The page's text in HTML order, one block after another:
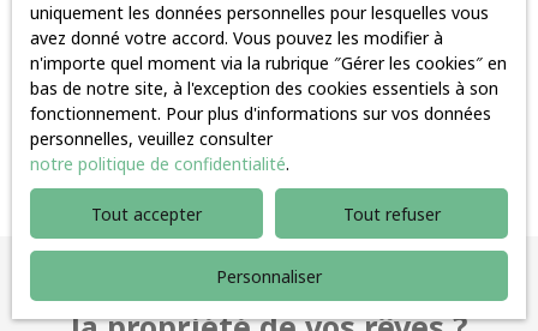
Aucun résultat
Vous ne trouvez pas
uniquement les données personnelles pour lesquelles vous
avez donné votre accord. Vous pouvez les modifier à
n'importe quel moment via la rubrique ″Gérer les cookies″ en
bas de notre site, à l'exception des cookies essentiels à son
fonctionnement. Pour plus d'informations sur vos données
personnelles, veuillez consulter
notre politique de confidentialité.
Tout accepter Tout refuser
Personnaliser